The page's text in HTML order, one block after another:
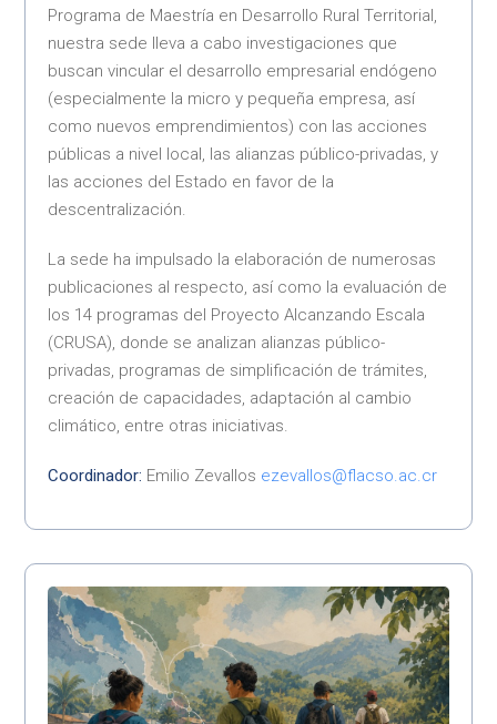
Programa de Maestría en Desarrollo Rural Territorial,
nuestra sede lleva a cabo investigaciones que
buscan vincular el desarrollo empresarial endógeno
(especialmente la micro y pequeña empresa, así
como nuevos emprendimientos) con las acciones
públicas a nivel local, las alianzas público-privadas, y
las acciones del Estado en favor de la
descentralización.
La sede ha impulsado la elaboración de numerosas
publicaciones al respecto, así como la evaluación de
los 14 programas del Proyecto Alcanzando Escala
(CRUSA), donde se analizan alianzas público-
privadas, programas de simplificación de trámites,
creación de capacidades, adaptación al cambio
climático, entre otras iniciativas.
Coordinador: Emilio Zevallos ezevallos@flacso.ac.cr